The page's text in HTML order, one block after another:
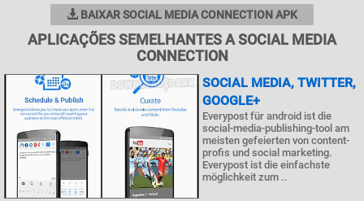
BAIXAR SOCIAL MEDIA CONNECTION APK
APLICAÇÕES SEMELHANTES A SOCIAL MEDIA
CONNECTION
SOCIAL MEDIA, TWITTER,
GOOGLE+
Everypost für android ist die
social-media-publishing-tool am
meisten gefeierten von content-
profis und social marketing.
Everypost ist die einfachste
möglichkeit zum ..